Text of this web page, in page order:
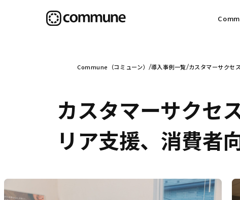
信頼を醸
Commune（コミューン） 導入事例一覧 カスタマーサクセ
カスタマーサクセ
リア支援、消費者